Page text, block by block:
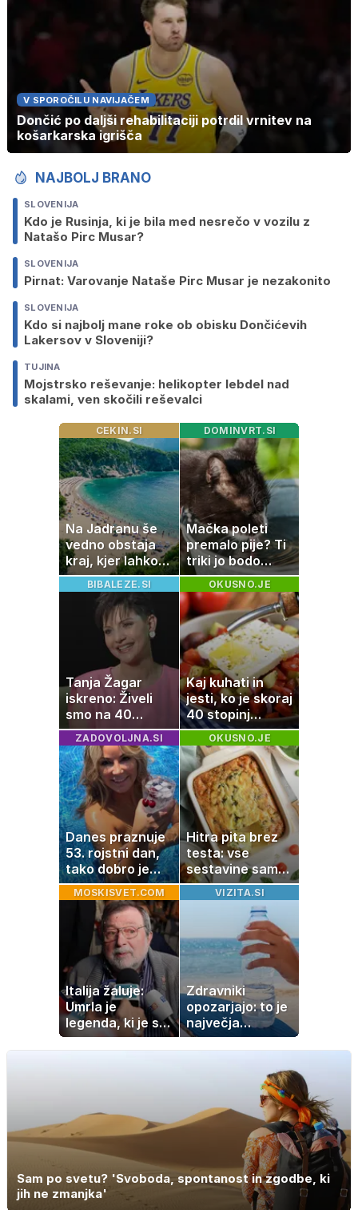
V SPOROČILU NAVIJAČEM
Dončić po daljši rehabilitaciji potrdil vrnitev na
košarkarska igrišča
NAJBOLJ BRANO
SLOVENIJA
Kdo je Rusinja, ki je bila med nesrečo v vozilu z
Natašo Pirc Musar?
SLOVENIJA
Pirnat: Varovanje Nataše Pirc Musar je nezakonito
SLOVENIJA
Kdo si najbolj mane roke ob obisku Dončićevih
Lakersov v Sloveniji?
TUJINA
Mojstrsko reševanje: helikopter lebdel nad
skalami, ven skočili reševalci
CEKIN.SI
Na Jadranu še
vedno obstaja
kraj, kjer lahko
dopustujete
poceni:
nastanitev že od
10 evrov, kosilo
za pet evrov
DOMINVRT.SI
Mačka poleti
premalo pije? Ti
triki jo bodo
spodbudili, da
zaužije več vode
BIBALEZE.SI
Tanja Žagar
iskreno: Živeli
smo na 40
kvadratih, a
imela sem vse,
kar otrok
potrebuje
OKUSNO.JE
Kaj kuhati in
jesti, ko je skoraj
40 stopinj
Celzija: 5 kosil
brez prižiganja
pečice
ZADOVOLJNA.SI
Danes praznuje
53. rojstni dan,
tako dobro je
videti znana
Slovenka
OKUSNO.JE
Hitra pita brez
testa: vse
sestavine samo
zmešate in
pečica opravi
MOSKISVET.COM
Italija žaluje:
Umrla je
legenda, ki je s
svojimi pesmimi
zaznamovala
VIZITA.SI
Zdravniki
opozarjajo: to je
največja
napaka, ki jo
ljudje delajo med
Sam po svetu? 'Svoboda, spontanost in zgodbe, ki
jih ne zmanjka'